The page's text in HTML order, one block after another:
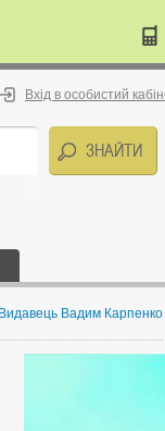
Вхід в особистий
Видавець Вадим Карпенко